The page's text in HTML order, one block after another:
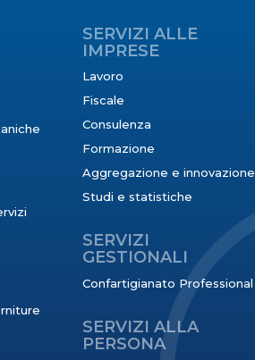
SERVIZI ALLE
IMPRESE
Lavoro
Fiscale
Consulenza
Formazione
Aggregazione e innovazione
Studi e statistiche
SERVIZI
GESTIONALI
Confartigianato Professional
SERVIZI ALLA
PERSONA